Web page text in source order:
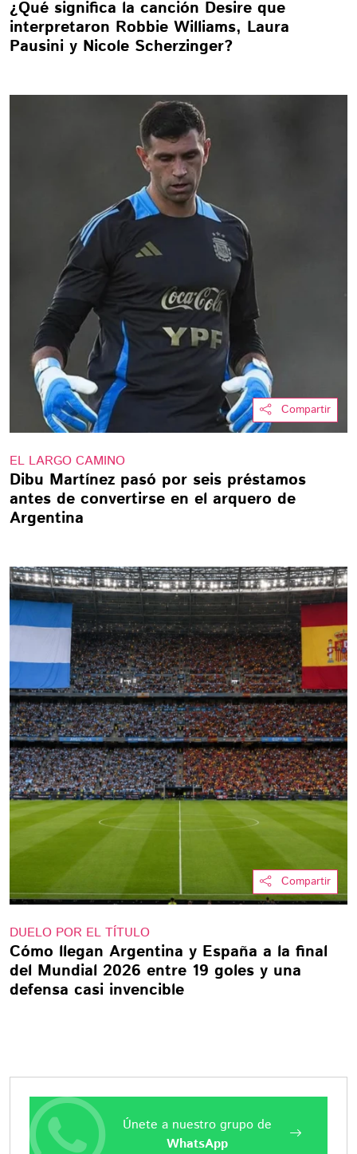
¿Qué significa la canción Desire que
interpretaron Robbie Williams, Laura
Pausini y Nicole Scherzinger?
Compartir
EL LARGO CAMINO
Dibu Martínez pasó por seis préstamos
antes de convertirse en el arquero de
Argentina
Compartir
DUELO POR EL TÍTULO
Cómo llegan Argentina y España a la final
del Mundial 2026 entre 19 goles y una
defensa casi invencible
Únete a nuestro grupo de
WhatsApp